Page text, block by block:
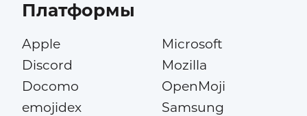
Платформы
Apple
Discord
Docomo
emojidex
Microsoft
Mozilla
OpenMoji
Samsung